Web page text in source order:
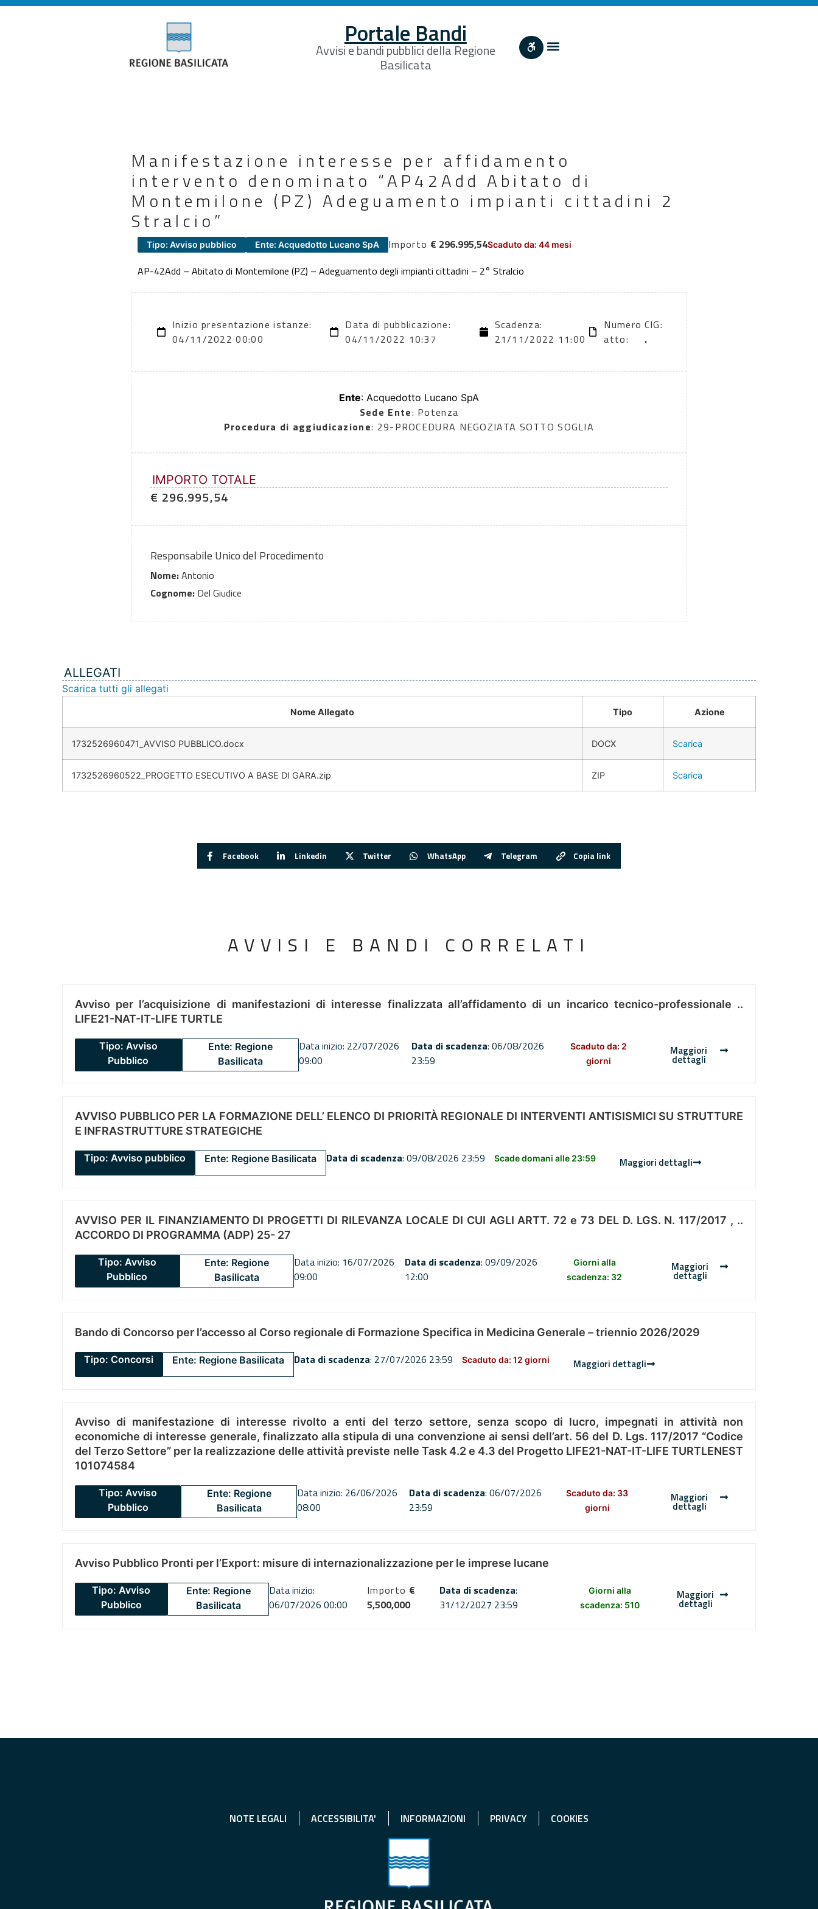
Portale Bandi
Avvisi e bandi pubblici della Regione
Basilicata
Manifestazione interesse per affidamento
intervento denominato “AP42Add Abitato di
Montemilone (PZ) Adeguamento impianti cittadini 2
Stralcio”
Tipo: Avviso pubblico Ente: Acquedotto Lucano SpA Importo € 296.995,54Scaduto da: 44 mesi
AP-42Add – Abitato di Montemilone (PZ) – Adeguamento degli impianti cittadini – 2° Stralcio
Inizio presentazione istanze:
04/11/2022 00:00
Data di pubblicazione:
04/11/2022 10:37
Scadenza:
21/11/2022 11:00
Numero
atto:
CIG:
.
Ente: Acquedotto Lucano SpA
Sede Ente: Potenza
Procedura di aggiudicazione: 29-PROCEDURA NEGOZIATA SOTTO SOGLIA
IMPORTO TOTALE
€ 296.995,54
Responsabile Unico del Procedimento
Nome:Antonio
Cognome: Del Giudice
ALLEGATI
Scarica tutti gli allegati
Nome Allegato Tipo Azione
1732526960471_AVVISO PUBBLICO.docx DOCX Scarica
1732526960522_PROGETTO ESECUTIVO A BASE DI GARA.zip ZIP Scarica
Facebook Linkedin Twitter WhatsApp Telegram Copia link
AVVISI E BANDI CORRELATI
Avviso per l’acquisizione di manifestazioni di interesse finalizzata all’affidamento di un incarico tecnico-professionale ..
LIFE21-NAT-IT-LIFE TURTLE
Tipo: Avviso
Pubblico
Ente: Regione
Basilicata
Data inizio: 22/07/2026
09:00
Data di scadenza: 06/08/2026
23:59
Scaduto da: 2
giorni
Maggiori
dettagli
AVVISO PUBBLICO PER LA FORMAZIONE DELL’ ELENCO DI PRIORITÀ REGIONALE DI INTERVENTI ANTISISMICI SU STRUTTURE
E INFRASTRUTTURE STRATEGICHE
Tipo: Avviso pubblico Ente: Regione Basilicata Data di scadenza: 09/08/2026 23:59 Scade domani alle 23:59 Maggiori dettagli
AVVISO PER IL FINANZIAMENTO DI PROGETTI DI RILEVANZA LOCALE DI CUI AGLI ARTT. 72 e 73 DEL D. LGS. N. 117/2017 , ..
ACCORDO DI PROGRAMMA (ADP) 25- 27
Tipo: Avviso
Pubblico
Ente: Regione
Basilicata
Data inizio: 16/07/2026
09:00
Data di scadenza: 09/09/2026
12:00
Giorni alla
scadenza: 32
Maggiori
dettagli
Bando di Concorso per l’accesso al Corso regionale di Formazione Specifica in Medicina Generale – triennio 2026/2029
Tipo: Concorsi Ente: Regione Basilicata Data di scadenza: 27/07/2026 23:59 Scaduto da: 12 giorni Maggiori dettagli
Avviso di manifestazione di interesse rivolto a enti del terzo settore, senza scopo di lucro, impegnati in attività non
economiche di interesse generale, finalizzato alla stipula di una convenzione ai sensi dell’art. 56 del D. Lgs. 117/2017 “Codice
del Terzo Settore” per la realizzazione delle attività previste nelle Task 4.2 e 4.3 del Progetto LIFE21-NAT-IT-LIFE TURTLENEST
101074584
Tipo: Avviso
Pubblico
Ente: Regione
Basilicata
Data inizio: 26/06/2026
08:00
Data di scadenza: 06/07/2026
23:59
Scaduto da: 33
giorni
Maggiori
dettagli
Avviso Pubblico Pronti per l’Export: misure di internazionalizzazione per le imprese lucane
Tipo: Avviso
Pubblico
Ente: Regione
Basilicata
Data inizio:
06/07/2026 00:00
Importo €
5,500,000
Data di scadenza:
31/12/2027 23:59
Giorni alla
scadenza: 510
Maggiori
dettagli
NOTE LEGALI ACCESSIBILITA' INFORMAZIONI PRIVACY COOKIES